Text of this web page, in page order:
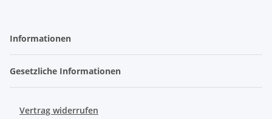
Informationen
Gesetzliche Informationen
Vertrag widerrufen